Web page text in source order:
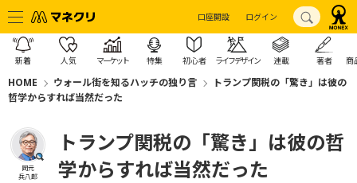
口座開設 ログイン
新着 人気 マーケット 特集 初心者 ライフデザイン 連載 著者 商
HOME ウォール街を知るハッチの独り言
トランプ関税の「驚き」は彼の
哲学からすれば当然だった
岡元
兵八郎
トランプ関税の「驚き」は彼の哲
学からすれば当然だった